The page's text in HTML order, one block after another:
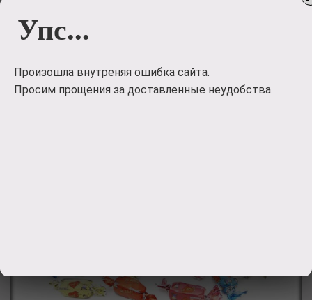
Упс...
Произошла внутреняя ошибка сайта.
Просим прощения за доставленные неудобства.